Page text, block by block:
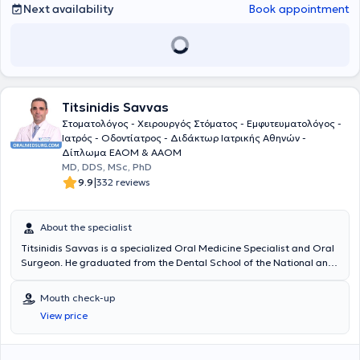
Next availability Book appointment
Titsinidis Savvas
Στοματολόγος - Χειρουργός Στόματος - Εμφυτευματολόγος -
Ιατρός - Οδοντίατρος - Διδάκτωρ Ιατρικής Αθηνών -
Δίπλωμα ΕΑΟΜ & ΑΑΟΜ
MD, DDS, MSc, PhD
9.9|332 reviews
About the specialist
Titsinidis Savvas is a specialized Oral Medicine Specialist and Oral
Surgeon. He graduated from the Dental School of the National and
Master's degrees (Master of Science) in Oral Surgery (Dental
School, NKUA, 2007) and Oral Medicine (Dental School, NKUA,
2013). He also obtained the Diploma of Oral Medicine from the
European Association of Oral Medicine (Gothenburg, Sweden, 2018)
Mouth check-up
View price